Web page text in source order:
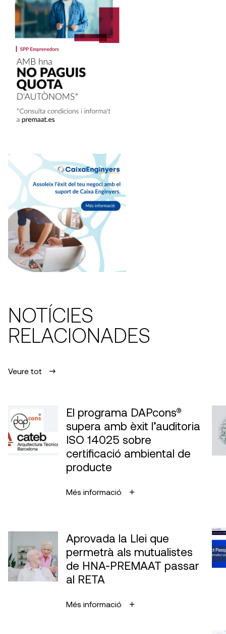
NOTÍCIES
RELACIONADES
Veure tot
El programa DAPcons®
supera amb èxit l’auditoria
ISO 14025 sobre
certificació ambiental de
producte
Més informació
Aprovada la Llei que
permetrà als mutualistes
de HNA-PREMAAT passar
al RETA
Més informació